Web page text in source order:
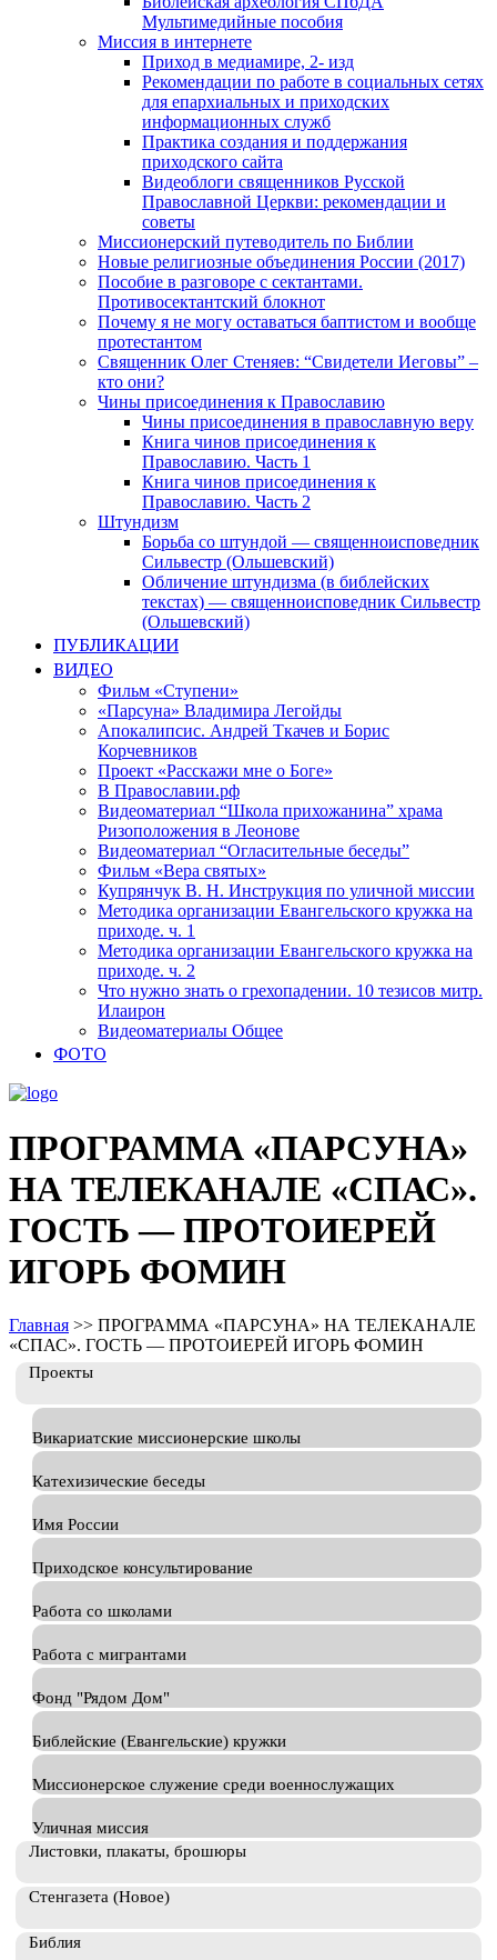
Мультимедийные пособия
Миссия в интернете
Приход в медиамире, 2- изд
Рекомендации по работе в социальных сетях
для епархиальных и приходских
информационных служб
Практика создания и поддержания
приходского сайта
Видеоблоги священников Русской
Православной Церкви: рекомендации и
советы
Миссионерский путеводитель по Библии
Новые религиозные объединения России (2017)
Пособие в разговоре с сектантами.
Противосектантский блокнот
Почему я не могу оставаться баптистом и вообще
протестантом
Священник Олег Стеняев: “Свидетели Иеговы” –
кто они?
Чины присоединения к Православию
Чины присоединения в православную веру
Книга чинов присоединения к
Православию. Часть 1
Книга чинов присоединения к
Православию. Часть 2
Штундизм
Борьба со штундой — священноисповедник
Сильвестр (Ольшевский)
Обличение штундизма (в библейских
текстах) — священноисповедник Сильвестр
(Ольшевский)
ПУБЛИКАЦИИ
ВИДЕО
Фильм «Ступени»
«Парсуна» Владимира Легойды
Апокалипсис. Андрей Ткачев и Борис
Корчевников
Проект «Расскажи мне о Боге»
В Православии.рф
Видеоматериал “Школа прихожанина” храма
Ризоположения в Леонове
Видеоматериал “Огласительные беседы”
Фильм «Вера святых»
Купрянчук В. Н. Инструкция по уличной миссии
Методика организации Евангельского кружка на
приходе. ч. 1
Методика организации Евангельского кружка на
приходе. ч. 2
Что нужно знать о грехопадении. 10 тезисов митр.
Илаирон
Видеоматериалы Общее
ФОТО
ПРОГРАММА «ПАРСУНА»
НА ТЕЛЕКАНАЛЕ «СПАС».
ГОСТЬ — ПРОТОИЕРЕЙ
ИГОРЬ ФОМИН
Главная >> ПРОГРАММА «ПАРСУНА» НА ТЕЛЕКАНАЛЕ
«СПАС». ГОСТЬ — ПРОТОИЕРЕЙ ИГОРЬ ФОМИН
Проекты
Викариатские миссионерские школы
Катехизические беседы
Имя России
Приходское консультирование
Работа со школами
Работа с мигрантами
Фонд "Рядом Дом"
Библейские (Евангельские) кружки
Миссионерское служение среди военнослужащих
Уличная миссия
Листовки, плакаты, брошюры
Стенгазета (Новое)
Библия